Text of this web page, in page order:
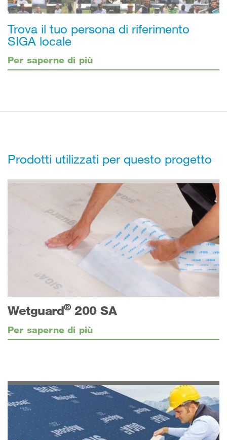
Trova il tuo persona di riferimento
SIGA locale
Per saperne di più
Prodotti utilizzati per questo progetto
Wetguard®200 SA
Per saperne di più